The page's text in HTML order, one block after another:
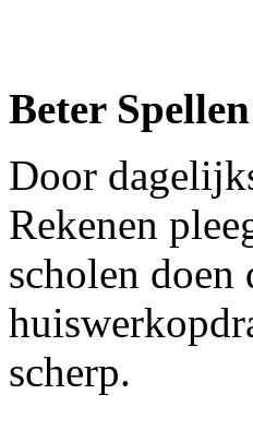
Beter
Door
Rekenen
scholen
scherp.